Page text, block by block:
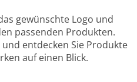
gewünschte Logo und
passenden Produkten.
entdecken Sie Produkte
auf einen Blick.